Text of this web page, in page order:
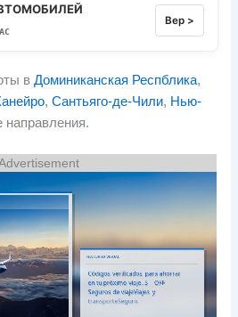
Вер >
вДоминиканская Респблика,
,Сантьяго-де-Чили, Нью-
направления.